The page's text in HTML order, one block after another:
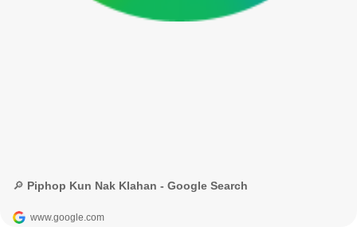
🔎 Piphop Kun Nak Klahan - Google Search
www.google.com